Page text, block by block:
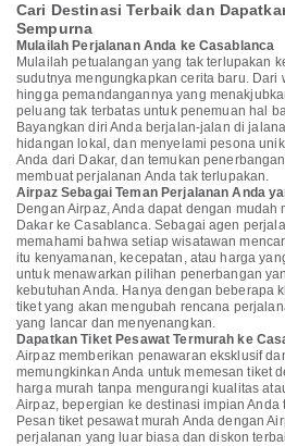
Cari Destinasi Terbaik dan
Sempurna
Mulailah Perjalanan Anda ke Casablanca
Mulailah petualangan yang tak terlupakan
sudutnya mengungkapkan cerita baru. Dari
hingga pemandangannya yang
peluang tak terbatas untuk penemuan hal
Bayangkan diri Anda berjalan-jalan di
hidangan lokal, dan menyelami pesona
Anda dari Dakar, dan temukan
membuat perjalanan Anda tak terlupakan.
Airpaz Sebagai Teman Perjalanan Anda
Dengan Airpaz, Anda dapat dengan mudah
Dakar ke Casablanca. Sebagai agen
memahami bahwa setiap wisatawan
itu kenyamanan, kecepatan, atau harga
untuk menawarkan pilihan penerbangan
kebutuhan Anda. Hanya dengan beberapa
tiket yang akan mengubah rencana
yang lancar dan menyenangkan.
Dapatkan Tiket Pesawat Termurah ke
Airpaz memberikan penawaran eksklusif
memungkinkan Anda untuk memesan tiket
harga murah tanpa mengurangi kualitas
Airpaz, bepergian ke destinasi impian
Pesan tiket pesawat murah Anda dengan
perjalanan yang luar biasa dan diskon